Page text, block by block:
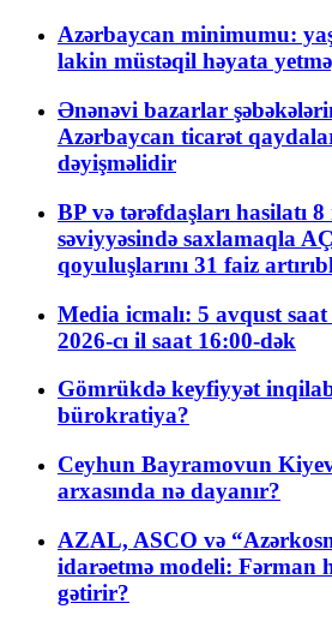
Azərbaycan minimumu:
lakin müstəqil həyata
Ənənəvi bazarlar
Azərbaycan ticarət
dəyişməlidir
BP və tərəfdaşları hasilatı
səviyyəsində saxlamaqla
qoyuluşlarını 31 faiz
Media icmalı: 5 avqust
2026-cı il saat 16:00-dək
Gömrükdə keyfiyyət
bürokratiya?
Ceyhun Bayramovun
arxasında nə dayanır?
AZAL, ASCO və
idarəetmə modeli: Fərman
gətirir?